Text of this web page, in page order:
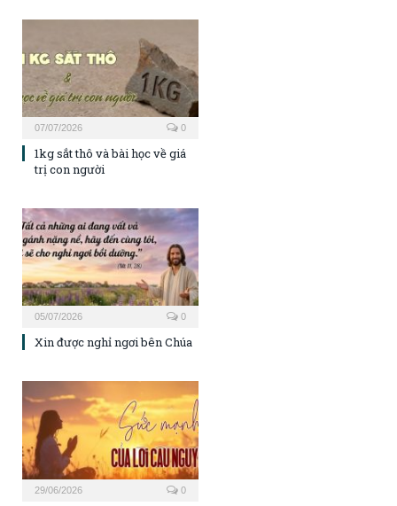
07/07/2026 0
1kg sắt thô và bài học về giá
trị con người
05/07/2026 0
Xin được nghỉ ngơi bên Chúa
29/06/2026 0